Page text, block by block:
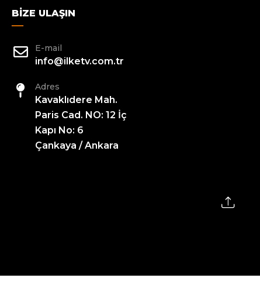
BIZE ULAŞIN
E-mail
info@ilketv.com.tr
Adres
Kavaklıdere Mah.
Paris Cad. NO: 12 İç
Kapı No: 6
Çankaya / Ankara